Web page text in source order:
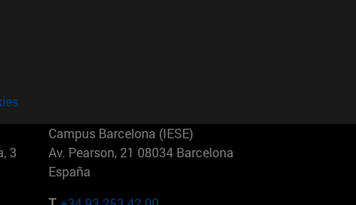
3
Campus Barcelona (IESE)
Av. Pearson, 21 08034 Barcelona
España